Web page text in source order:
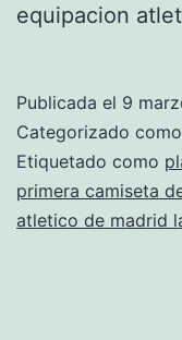
equipacion
Publicada el 9
Categorizado como
Etiquetado como
primera camiseta
atletico de madrid